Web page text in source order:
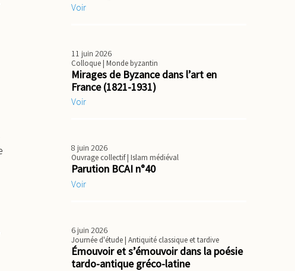
Voir
11 juin 2026
Colloque| Monde byzantin
Mirages de Byzance dans l’art en
France (1821-1931)
Voir
8 juin 2026
Ouvrage collectif| Islam médiéval
Parution BCAI n°40
Voir
6 juin 2026
Journée d'étude| Antiquité classique et tardive
Émouvoir et s’émouvoir dans la poésie
tardo-antique gréco-latine